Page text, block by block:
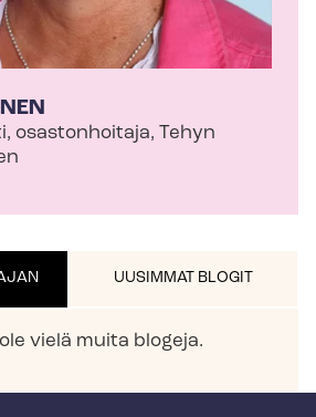
osastonhoitaja, Tehyn
UUSIMMAT BLOGIT
vielä muita blogeja.